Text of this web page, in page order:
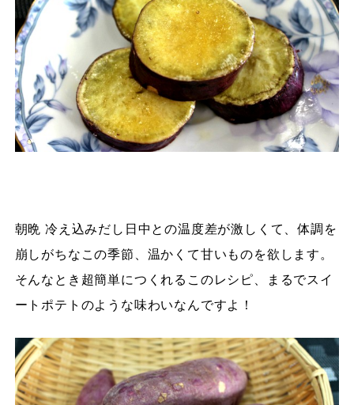
朝晩 冷え込みだし日中との温度差が激しくて、体調を
崩しがちなこの季節、温かくて甘いものを欲します。
そんなとき超簡単につくれるこのレシピ、まるでスイ
ートポテトのような味わいなんですよ！